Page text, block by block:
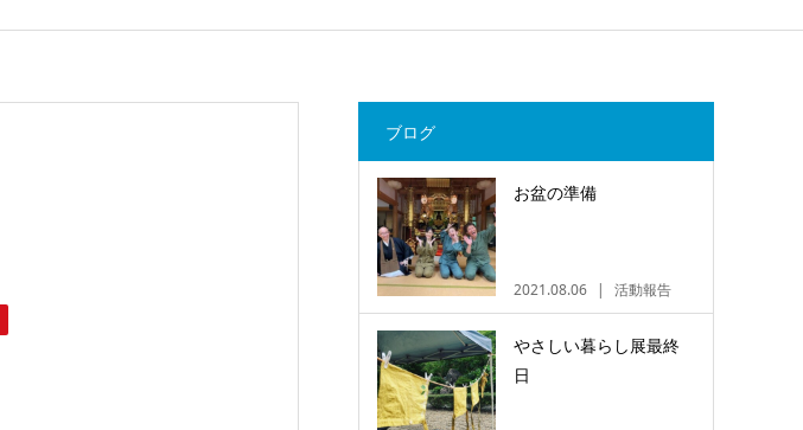
ブログ
お盆の準備
2021.08.06 活動報告
やさしい暮らし展最終
日